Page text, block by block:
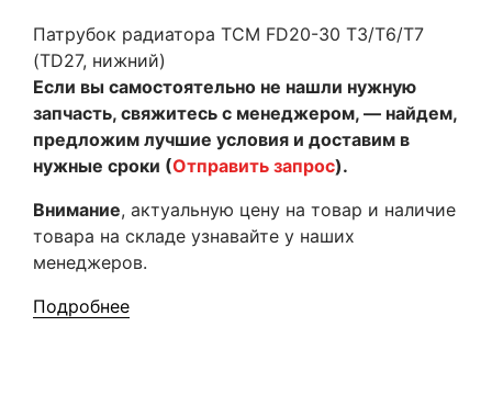
Патрубок радиатора TCM FD20-30 T3/T6/T7
(TD27, нижний)
Если вы самостоятельно не нашли нужную
запчасть, свяжитесь с менеджером, — найдем,
предложим лучшие условия и доставим в
нужные сроки (Отправить запрос).
Внимание, актуальную цену на товар и наличие
товара на складе узнавайте у наших
менеджеров.
Подробнее